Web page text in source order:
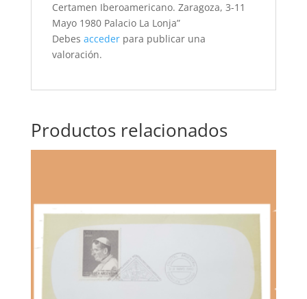
Certamen Iberoamericano. Zaragoza, 3-11
Mayo 1980 Palacio La Lonja”
Debes accederpara publicar una
valoración.
Productos relacionados